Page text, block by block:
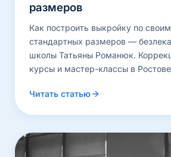
размеров
Как построить выкройку по
стандартных размеров —
школы Татьяны Романюк.
курсы и мастер-классы в
Читать статью